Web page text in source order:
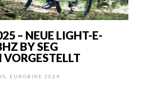
– NEUE LIGHT-E-
BY SEG
EUROBIKE 2024